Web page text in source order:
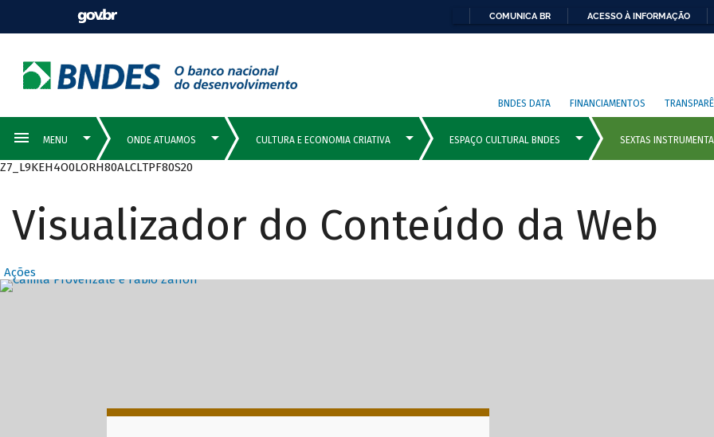
COMUNICA BR ACESSO À INFORMAÇÃO
BNDES DATA FINANCIAMENTOS
Z7_L9KEH4O0LORH80ALCLTPF80S20
Visualizador do Conteúdo da Web
Ações
Destaques Principais com